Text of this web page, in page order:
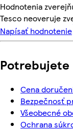
Hodnotenia
Tesco neoveruje
Napísať hodnotenie
Potrebujete
Cena
Bezpečnosť
Všeobecné
Ochrana